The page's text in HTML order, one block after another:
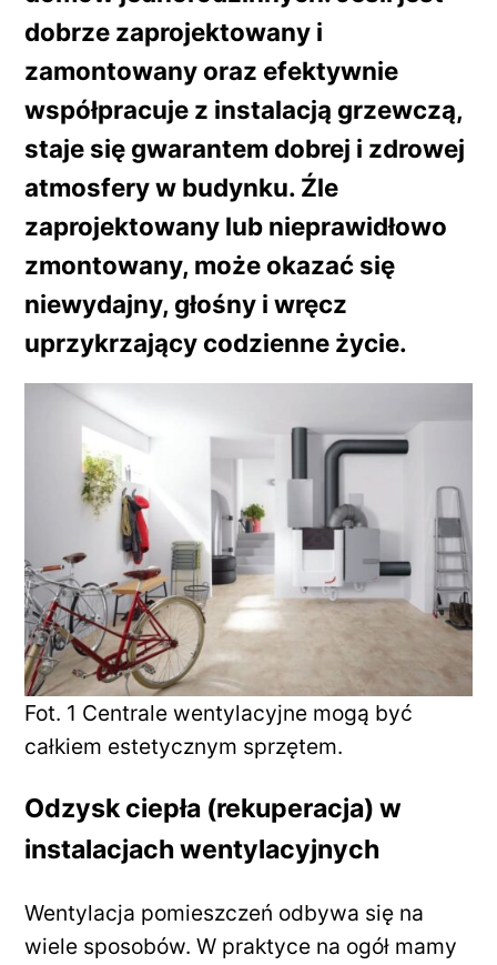
dobrze zaprojektowany i
zamontowany oraz efektywnie
współpracuje z instalacją grzewczą,
staje się gwarantem dobrej i zdrowej
atmosfery w budynku. Źle
zaprojektowany lub nieprawidłowo
zmontowany, może okazać się
niewydajny, głośny i wręcz
uprzykrzający codzienne życie.
Fot. 1 Centrale wentylacyjne mogą być
całkiem estetycznym sprzętem.
Odzysk ciepła (rekuperacja) w
instalacjach wentylacyjnych
Wentylacja pomieszczeń odbywa się na
wiele sposobów. W praktyce na ogół mamy